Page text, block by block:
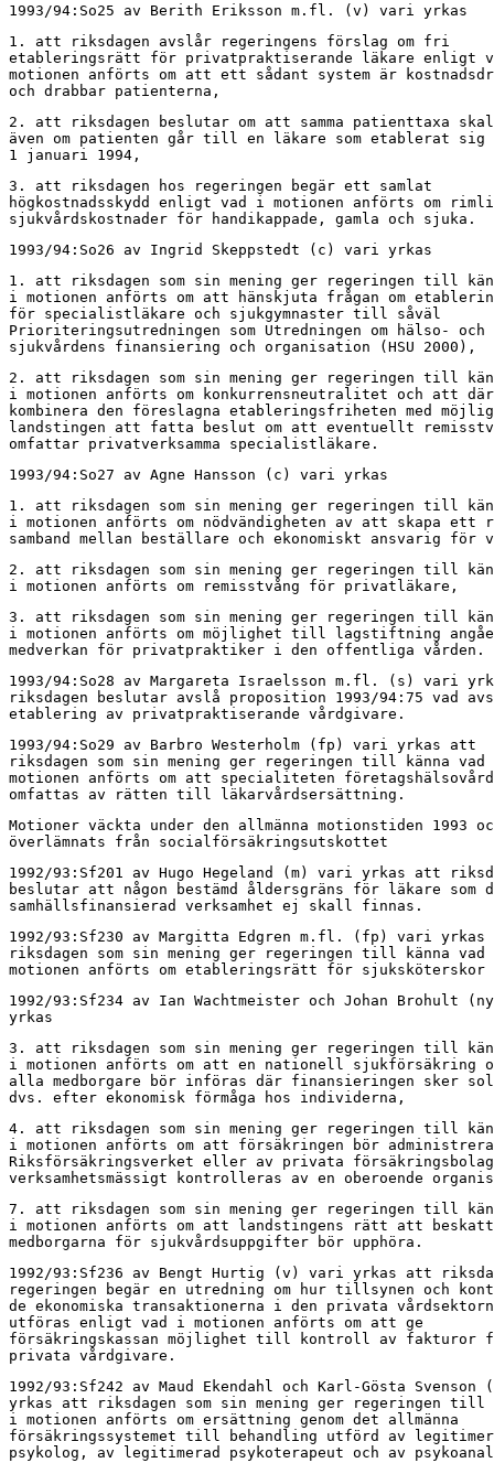
1993/94:So25 av Berith Eriksson m.fl. (v) vari yrkas
1. att riksdagen avslår regeringens förslag om fri
etableringsrätt för privatpraktiserande läkare enligt
motionen anförts om att ett sådant system är
och drabbar patienterna,
2. att riksdagen beslutar om att samma patienttaxa
även om patienten går till en läkare som etablerat sig
1 januari 1994,
3. att riksdagen hos regeringen begär ett samlat
högkostnadsskydd enligt vad i motionen anförts om
sjukvårdskostnader för handikappade, gamla och sjuka.
1993/94:So26 av Ingrid Skeppstedt (c) vari yrkas
1. att riksdagen som sin mening ger regeringen till
i motionen anförts om att hänskjuta frågan om
för specialistläkare och sjukgymnaster till såväl
Prioriteringsutredningen som Utredningen om hälso- och
sjukvårdens finansiering och organisation (HSU 2000),
2. att riksdagen som sin mening ger regeringen till
i motionen anförts om konkurrensneutralitet och att
kombinera den föreslagna etableringsfriheten med
landstingen att fatta beslut om att eventuellt
omfattar privatverksamma specialistläkare.
1993/94:So27 av Agne Hansson (c) vari yrkas
1. att riksdagen som sin mening ger regeringen till
i motionen anförts om nödvändigheten av att skapa ett
samband mellan beställare och ekonomiskt ansvarig för
2. att riksdagen som sin mening ger regeringen till
i motionen anförts om remisstvång för privatläkare,
3. att riksdagen som sin mening ger regeringen till
i motionen anförts om möjlighet till lagstiftning
medverkan för privatpraktiker i den offentliga vården.
1993/94:So28 av Margareta Israelsson m.fl. (s) vari
riksdagen beslutar avslå proposition 1993/94:75 vad
etablering av privatpraktiserande vårdgivare.
1993/94:So29 av Barbro Westerholm (fp) vari yrkas att
riksdagen som sin mening ger regeringen till känna
motionen anförts om att specialiteten
omfattas av rätten till läkarvårdsersättning.
Motioner väckta under den allmänna motionstiden 1993
överlämnats från socialförsäkringsutskottet
1992/93:Sf201 av Hugo Hegeland (m) vari yrkas att
beslutar att någon bestämd åldersgräns för läkare som
samhällsfinansierad verksamhet ej skall finnas.
1992/93:Sf230 av Margitta Edgren m.fl. (fp) vari
riksdagen som sin mening ger regeringen till känna
motionen anförts om etableringsrätt för
1992/93:Sf234 av Ian Wachtmeister och Johan Brohult
yrkas
3. att riksdagen som sin mening ger regeringen till
i motionen anförts om att en nationell sjukförsäkring
alla medborgare bör införas där finansieringen sker
dvs. efter ekonomisk förmåga hos individerna,
4. att riksdagen som sin mening ger regeringen till
i motionen anförts om att försäkringen bör
Riksförsäkringsverket eller av privata försäkringsbolag
verksamhetsmässigt kontrolleras av en oberoende
7. att riksdagen som sin mening ger regeringen till
i motionen anförts om att landstingens rätt att
medborgarna för sjukvårdsuppgifter bör upphöra.
1992/93:Sf236 av Bengt Hurtig (v) vari yrkas att
regeringen begär en utredning om hur tillsynen och
de ekonomiska transaktionerna i den privata
utföras enligt vad i motionen anförts om att ge
försäkringskassan möjlighet till kontroll av fakturor
privata vårdgivare.
1992/93:Sf242 av Maud Ekendahl och Karl-Gösta Svenson
yrkas att riksdagen som sin mening ger regeringen till
i motionen anförts om ersättning genom det allmänna
försäkringssystemet till behandling utförd av
psykolog, av legitimerad psykoterapeut och av